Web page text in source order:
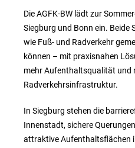
Die AGFK-BW lädt zur
Siegburg und Bonn ein. Beide
wie Fuß- und Radverkehr
können – mit praxisnahen
mehr Aufenthaltsqualität und
Radverkehrsinfrastruktur.
In Siegburg stehen die
Innenstadt, sichere
attraktive Aufenthaltsflächen